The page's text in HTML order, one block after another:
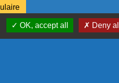
OK, accept all Deny